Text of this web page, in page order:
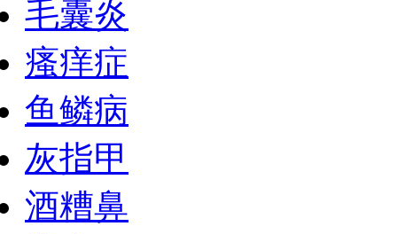
毛囊炎
瘙痒症
鱼鳞病
灰指甲
酒糟鼻